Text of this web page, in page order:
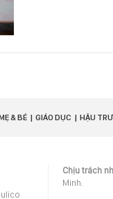
& BÉ GIÁO DỤC HẬU
Chịu trách
Minh.